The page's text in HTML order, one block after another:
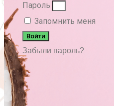
Пароль
Запомнить меня
Войти
Забыли пароль?